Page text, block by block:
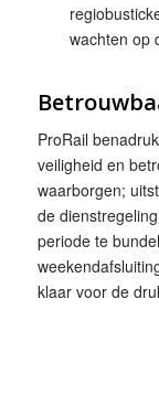
wachten op
ProRail
veiligheid en
waarborgen;
de
periode te
klaar voor de